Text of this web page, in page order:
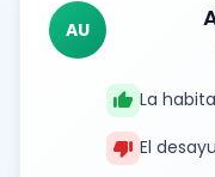
AU
thumb_up La
thumb_down El